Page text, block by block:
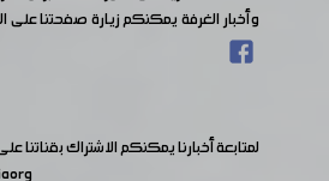
وأخبار الغرفة يمكنكم زيارة صفحتنا
لمتابعة أخبارنا يمكنكم الاشتراك بقناتنا